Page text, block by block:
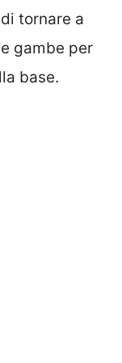
di tornare a
gambe per
base.